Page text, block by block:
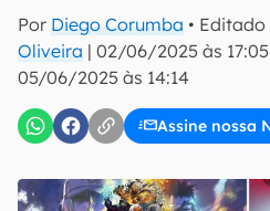
Por Diego Corumba •
Oliveira | 02/06/2025 às 17:05
05/06/2025 às 14:14
Assine nossa
Confirmo que li, aceito e